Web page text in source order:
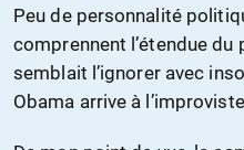
Peu de personnalité
comprennent l’étendue du
semblait l’ignorer avec
Obama arrive à